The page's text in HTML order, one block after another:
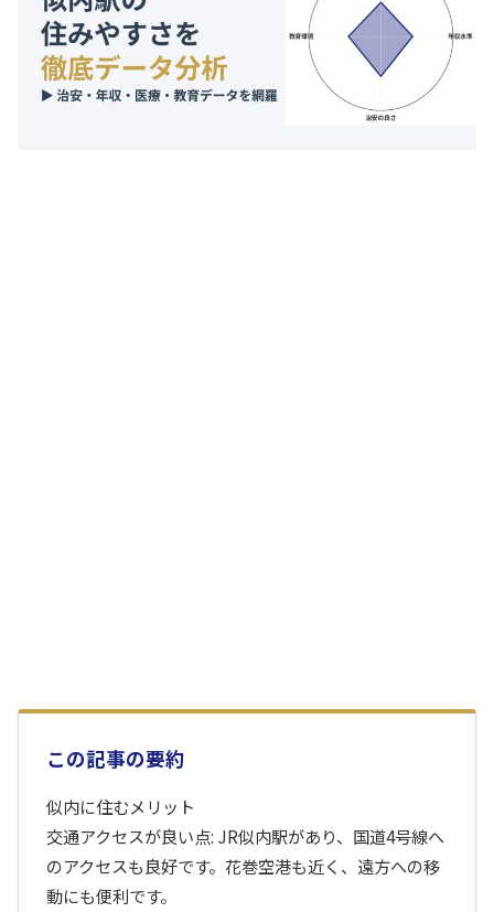
この記事の要約
似内に住むメリット
交通アクセスが良い点: JR似内駅があり、国道4号線へ
のアクセスも良好です。花巻空港も近く、遠方への移
動にも便利です。